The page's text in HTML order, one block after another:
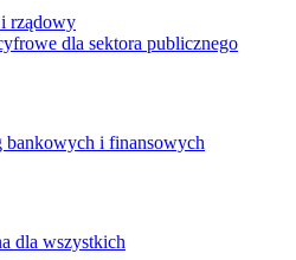
rządowy
dla sektora publicznego
bankowych i finansowych
dla wszystkich